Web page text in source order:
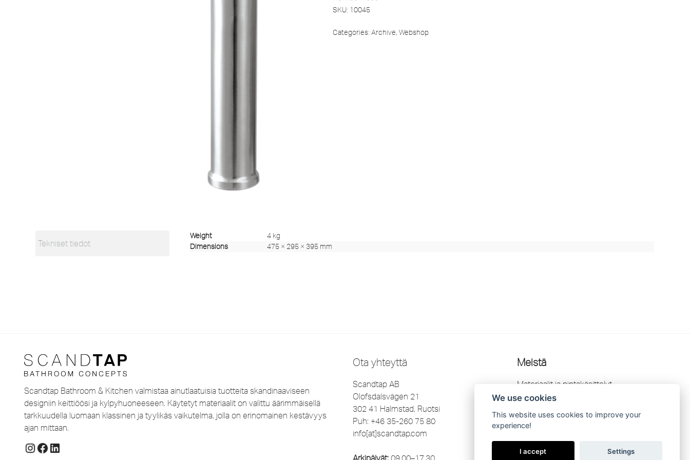
SKU: 10045
Categories: Archive, Webshop
Tekniset tiedot
Weight
4 kg
Dimensions
475 × 295 × 395 mm
Scandtap Bathroom & Kitchen valmistaa ainutlaatuisia tuotteita skandinaaviseen
designiin keittiöösi ja kylpyhuoneeseen. Käytetyt materiaalit on valittu äärimmäisellä
tarkkuudella luomaan klassinen ja tyylikäs vaikutelma, jolla on erinomainen kestävyys
ajan mittaan.
Ota yhteyttä
Scandtap AB
Olofsdalsvägen 21
302 41 Halmstad, Ruotsi
Puh: +46 35-260 75 80
info[at]scandtap.com
Meistä
Materiaalit ja pintakäsittelyt
Jälleenmyyjät
YHTEYSTIEDOT
Teidän oikeutenne
We use cookies
This website uses cookies to improve your
experience!
I accept Settings